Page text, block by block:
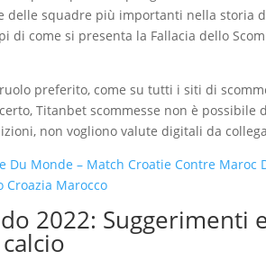
delle squadre più importanti nella storia
di come si presenta la Fallacia dello
preferito, come su tutti i siti di
Titanbet scommesse non è
non vogliono valute digitali da
Du Monde – Match Croatie Contre Maroc
Croazia Marocco
2022: